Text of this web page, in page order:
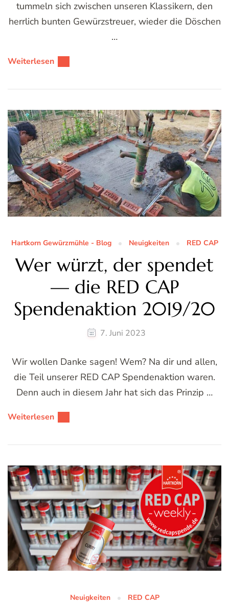
tummeln sich zwischen unseren Klassikern, den
herrlich bunten Gewürzstreuer, wieder die Döschen
…
Weiterlesen
Hartkorn Gewürzmühle - Blog Neuigkeiten RED CAP
Wer würzt, der spendet
— die RED CAP
Spendenaktion 2019/20
7. Juni 2023
Wir wollen Danke sagen! Wem? Na dir und allen,
die Teil unserer RED CAP Spendenaktion waren.
Denn auch in diesem Jahr hat sich das Prinzip …
Weiterlesen
Neuigkeiten RED CAP